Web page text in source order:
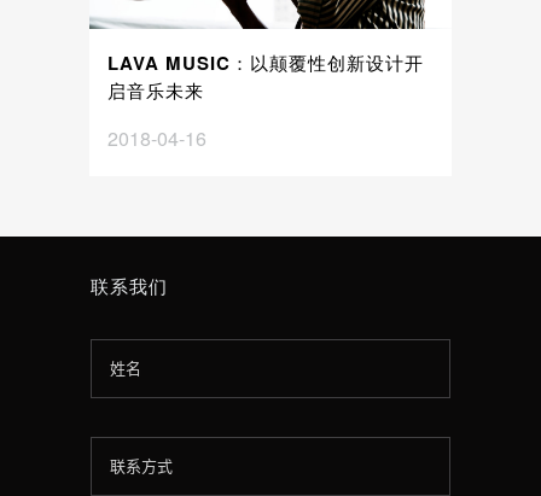
LAVA MUSIC：以颠覆性创新设计开
启音乐未来
2018-04-16
联系我们